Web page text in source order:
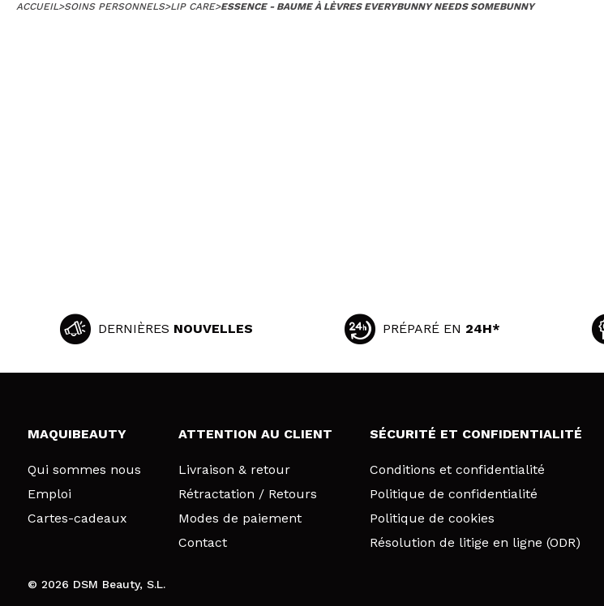
ACCUEIL>SOINS PERSONNELS>LIP CARE>ESSENCE - BAUME À LÈVRES EVERYBUNNY NEEDS SOMEBUNNY
DERNIÈRES NOUVELLES PRÉPARÉ EN 24H*
MAQUIBEAUTY
Qui sommes nous
Emploi
Cartes-cadeaux
ATTENTION AU CLIENT
Livraison & retour
Rétractation / Retours
Modes de paiement
Contact
SÉCURITÉ ET CONFIDENTIALITÉ
Conditions et confidentialité
Politique de confidentialité
Politique de cookies
Résolution de litige en ligne (ODR)
© 2026 DSM Beauty, S.L.